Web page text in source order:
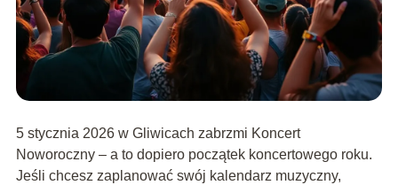
5 stycznia 2026 w Gliwicach zabrzmi Koncert
Noworoczny – a to dopiero początek koncertowego roku.
Jeśli chcesz zaplanować swój kalendarz muzyczny,